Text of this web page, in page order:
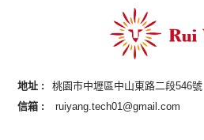
地址 :
桃園市中壢區中山東路二段546號
信箱 :
ruiyang.tech01@gmail.com